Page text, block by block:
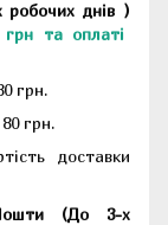
робочих днів )
та оплаті
грн.
грн.
доставки
(До 3-х